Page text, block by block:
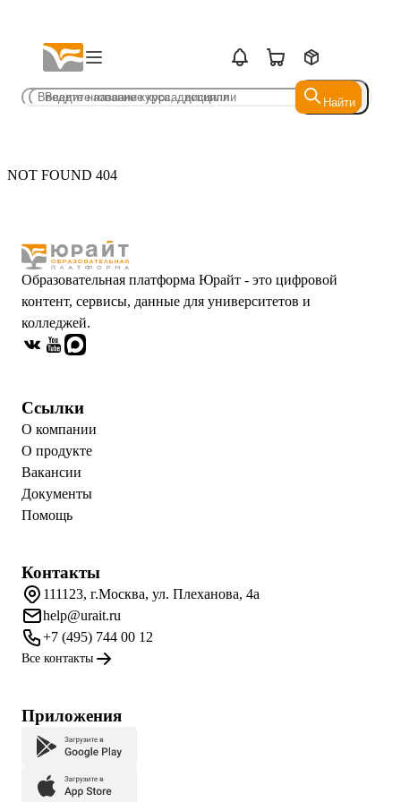
Найти
Найти
NOT FOUND 404
Образовательная платформа Юрайт - это цифровой
контент, сервисы, данные для университетов и
колледжей.
Ссылки
О компании
О продукте
Вакансии
Документы
Помощь
Контакты
111123, г.Москва, ул. Плеханова, 4а
help@urait.ru
+7 (495) 744 00 12
Все контакты
Приложения